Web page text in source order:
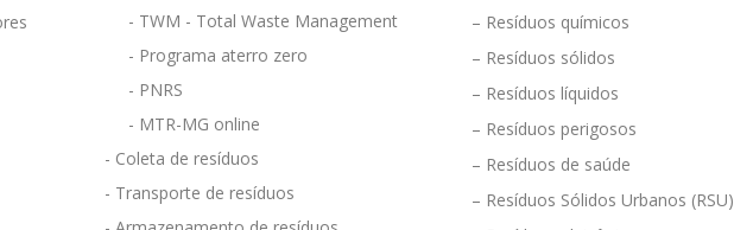
- TWM - Total Waste Management
- Programa aterro zero
- PNRS
- MTR-MG online
- Coleta de resíduos
- Transporte de resíduos
– Resíduos químicos
– Resíduos sólidos
– Resíduos líquidos
– Resíduos perigosos
– Resíduos de saúde
– Resíduos Sólidos Urbanos (RSU)